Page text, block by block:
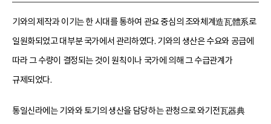
기와의 제작과 이기는 한 시대를 통하여 관요 중심의 조와체계造瓦體系로
일원화되었고 대부분 국가에서 관리하였다. 기와의 생산은 수요와 공급에
따라 그 수량이 결정되는 것이 원칙이나 국가에 의해 그 수급관계가
규제되었다.
통일신라에는 기와와 토기의 생산을 담당하는 관청으로 와기전瓦器典